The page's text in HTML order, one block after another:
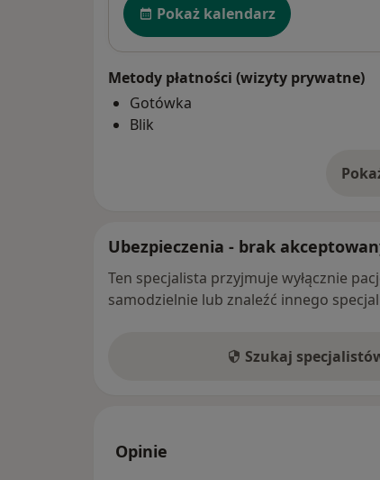
Pokaż kalendarz
Metody płatności (wizyty prywatne)
Gotówka
Blik
Ubezpieczenia - brak
Ten specjalista przyjmuje wyłącznie
samodzielnie lub znaleźć innego
Szukaj
Opinie